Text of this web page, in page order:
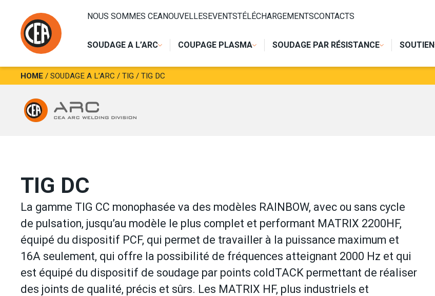
Aller au contenu
SOUDAGE A L’ARC COUPAGE PLASMA SOUDAGE PAR RÉSISTANCE SOUTIEN
NOUS SOMMES CEANOUVELLESEVENTSTÉLÉCHARGEMENTSCONTACTS
HOME / SOUDAGE A L’ARC / TIG / TIG DC
TIG DC
La gamme TIG CC monophasée va des modèles RAINBOW, avec ou sans cycle
de pulsation, jusqu’au modèle le plus complet et performant MATRIX 2200HF,
équipé du dispositif PCF, qui permet de travailler à la puissance maximum et
16A seulement, qui offre la possibilité de fréquences atteignant 2000 Hz et qui
est équipé du dispositif de soudage par points coldTACK permettant de réaliser
des joints de qualité, précis et sûrs. Les MATRIX HF, plus industriels et